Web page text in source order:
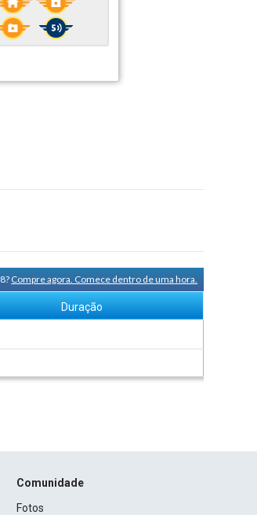
Compre agora. Comece dentro de uma hora.
Duração
Comunidade
Fotos